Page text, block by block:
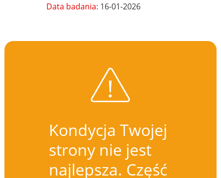
Data badania: 16-01-2026
Kondycja Twojej
strony nie jest
najlepsza. Część